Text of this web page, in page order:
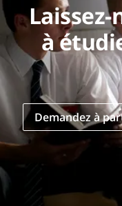
à
Demandez à